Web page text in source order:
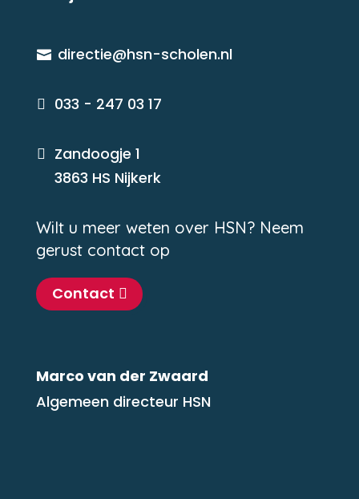
 directie@hsn-scholen.nl
 033 - 247 03 17

Zandoogje 1
3863 HS Nijkerk
Wilt u meer weten over HSN? Neem
gerust contact op
Contact
Marco van der Zwaard
Algemeen directeur HSN